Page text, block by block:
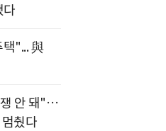
다
"... 與
안 돼"…
췄다